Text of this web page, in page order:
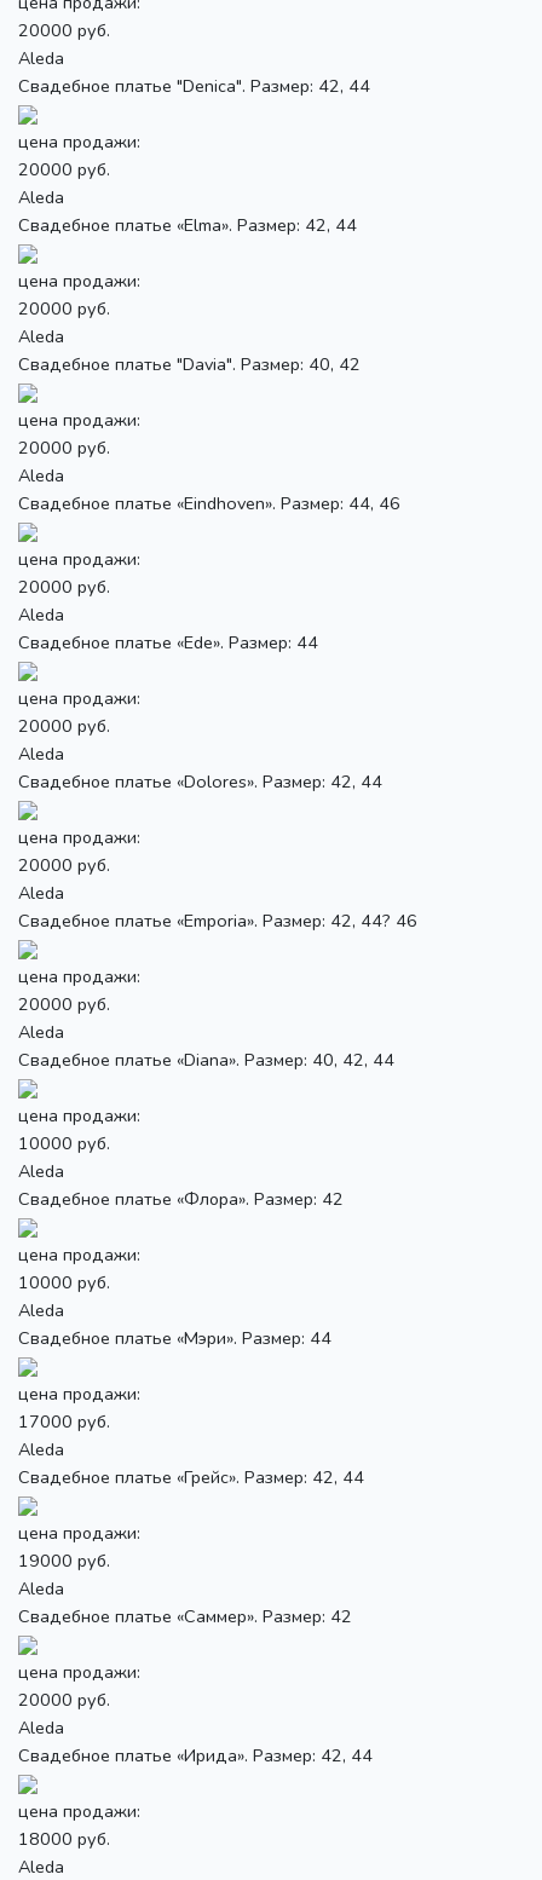
20000 руб.
Aleda
Свадебное платье "Denica". Размер: 42, 44
цена продажи:
20000 руб.
Aleda
Свадебное платье «Elma». Размер: 42, 44
цена продажи:
20000 руб.
Aleda
Свадебное платье "Davia". Размер: 40, 42
цена продажи:
20000 руб.
Aleda
Свадебное платье «Eindhoven». Размер: 44, 46
цена продажи:
20000 руб.
Aleda
Свадебное платье «Ede». Размер: 44
цена продажи:
20000 руб.
Aleda
Свадебное платье «Dolores». Размер: 42, 44
цена продажи:
20000 руб.
Aleda
Свадебное платье «Emporia». Размер: 42, 44? 46
цена продажи:
20000 руб.
Aleda
Свадебное платье «Diana». Размер: 40, 42, 44
цена продажи:
10000 руб.
Aleda
Свадебное платье «Флора». Размер: 42
цена продажи:
10000 руб.
Aleda
Свадебное платье «Мэри». Размер: 44
цена продажи:
17000 руб.
Aleda
Свадебное платье «Грейс». Размер: 42, 44
цена продажи:
19000 руб.
Aleda
Свадебное платье «Саммер». Размер: 42
цена продажи:
20000 руб.
Aleda
Свадебное платье «Ирида». Размер: 42, 44
цена продажи:
18000 руб.
Aleda